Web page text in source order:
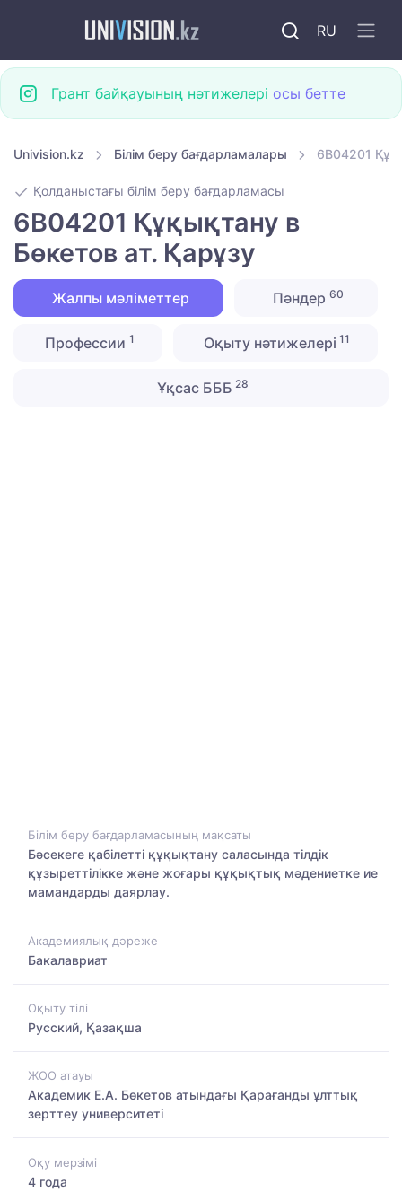
RU
Грант байқауының нәтижелері осы бетте
Univision.kz Білім беру бағдарламалары 6B04201
Қолданыстағы білім беру бағдарламасы
6B04201 Құқықтану в
Бөкетов ат. Қарұзу
Жалпы мәліметтер Пәндер 60
Профессии 1 Оқыту нәтижелері 11
Ұқсас БББ 28
Білім беру бағдарламасының мақсаты
Бәсекеге қабілетті құқықтану саласында тілдік
құзыреттілікке және жоғары құқықтық мәдениетке ие
мамандарды даярлау.
Академиялық дәреже
Бакалавриат
Оқыту тілі
Русский, Қазақша
ЖОО атауы
Академик Е.А. Бөкетов атындағы Қарағанды ұлттық
зерттеу университеті
Оқу мерзімі
4 года